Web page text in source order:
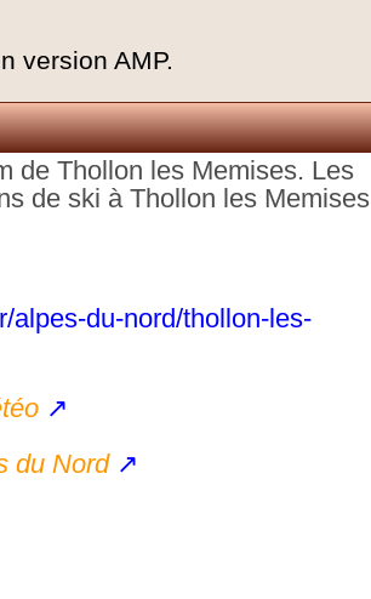
version AMP.
de Thollon les Memises. Les
de ski à Thollon les
alpes-du-nord/thollon-les-
↗
du Nord↗